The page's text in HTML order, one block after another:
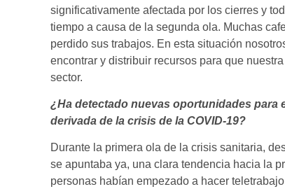
significativamente afectada por los cierres y
tiempo a causa de la segunda ola. Muchas
perdido sus trabajos. En esta situación
encontrar y distribuir recursos para que
sector.
¿Ha detectado nuevas oportunidades para
derivada de la crisis de la COVID-19?
Durante la primera ola de la crisis sanitaria,
se apuntaba ya, una clara tendencia hacia la
personas habían empezado a hacer